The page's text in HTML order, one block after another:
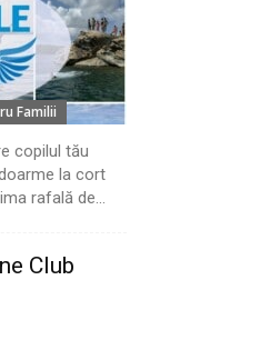
Familii
copilul tău
la cort
rafală de...
Club